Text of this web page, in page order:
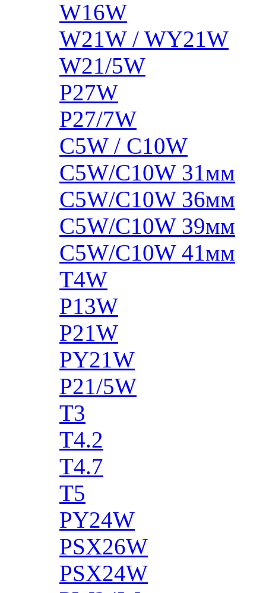
W16W
W21W / WY21W
W21/5W
P27W
P27/7W
C5W / C10W
C5W/C10W 31мм
C5W/C10W 36мм
C5W/C10W 39мм
C5W/C10W 41мм
T4W
P13W
P21W
PY21W
P21/5W
T3
T4.2
T4.7
T5
PY24W
PSX26W
PSX24W